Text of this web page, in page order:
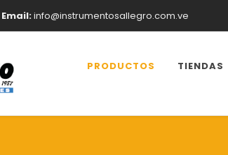
Email:info@instrumentosallegro.com.ve
PRODUCTOS TIENDAS